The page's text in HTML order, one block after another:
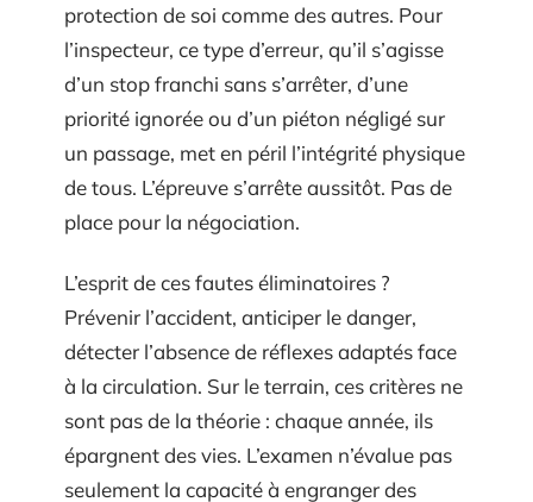
protection de soi comme des autres. Pour
l’inspecteur, ce type d’erreur, qu’il s’agisse
d’un stop franchi sans s’arrêter, d’une
priorité ignorée ou d’un piéton négligé sur
un passage, met en péril l’intégrité physique
de tous. L’épreuve s’arrête aussitôt. Pas de
place pour la négociation.
L’esprit de ces fautes éliminatoires ?
Prévenir l’accident, anticiper le danger,
détecter l’absence de réflexes adaptés face
à la circulation. Sur le terrain, ces critères ne
sont pas de la théorie : chaque année, ils
épargnent des vies. L’examen n’évalue pas
seulement la capacité à engranger des